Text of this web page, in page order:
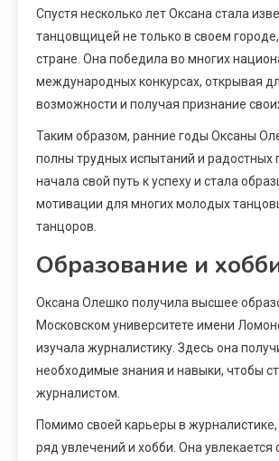
Спустя несколько лет Оксана стала
танцовщицей не только в своем
стране. Она победила во многих
международных конкурсах, открывая
возможности и получая признание
Таким образом, ранние годы Оксаны
полны трудных испытаний и радостных
начала свой путь к успеху и стала
мотивации для многих молодых
танцоров.
Образование и
Оксана Олешко получила высшее
Московском университете имени
изучала журналистику. Здесь она
необходимые знания и навыки, чтобы
журналистом.
Помимо своей карьеры в
ряд увлечений и хобби. Она